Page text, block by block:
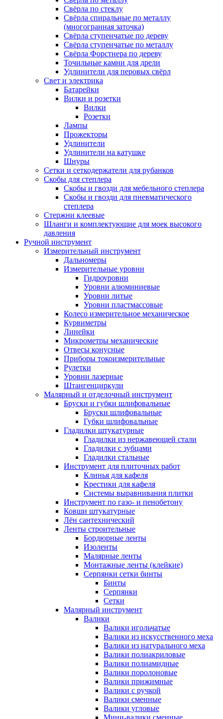
Свёрла по стеклу
Свёрла спиральные по металлу
(многогранная заточка)
Свёрла ступенчатые по дереву
Свёрла ступенчатые по металлу
Свёрла Форстнера по дереву
Точильные камни для дрели
Удлинители для перовых свёрл
Свет и электрика
Батарейки
Вилки и розетки
Вилки
Розетки
Лампы
Прожекторы
Удлинители
Удлинители на катушке
Шнуры
Сетки и сеткодержатели для рубанков
Скобы для степлера
Скобы и гвозди для мебельного степлера
Скобы и гвозди для пневматического
степлера
Стержни клеевые
Шланги и комплектующие для моек высокого
давления
Ручной инструмент
Измерительный инструмент
Дальномеры
Измерительные уровни
Гидроуровни
Уровни алюминиевые
Уровни литые
Уровни пластмассовые
Колесо измерительное механическое
Курвиметры
Линейки
Микрометры механические
Отвесы конусные
Приборы токоизмерительные
Рулетки
Уровни лазерные
Штангенциркули
Малярный и отделочный инструмент
Бруски и губки шлифовальные
Бруски шлифовальные
Губки шлифовальные
Гладилки штукатурные
Гладилки из нержавеющей стали
Гладилки с зубцами
Гладилки стальные
Инструмент для плиточных работ
Клинья для кафеля
Крестики для кафеля
Системы выравнивания плитки
Инструмент по газо- и пенобетону
Ковши штукатурные
Лён сантехнический
Ленты строительные
Бордюрные ленты
Изоленты
Малярные ленты
Монтажные ленты (клейкие)
Серпянки сетки бинты
Бинты
Серпянки
Сетки
Малярный инструмент
Валики
Валики игольчатые
Валики из искусственного меха
Валики из натурального меха
Валики полиакриловые
Валики полиамидные
Валики поролоновые
Валики прижимные
Валики с ручкой
Валики сменные
Валики угловые
Мини-валики сменные